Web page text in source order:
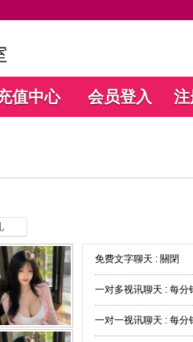
值中心 会员登入 注
免费文字聊天 : 關閉
一对多视讯聊天 : 每分
一对一视讯聊天 : 每分